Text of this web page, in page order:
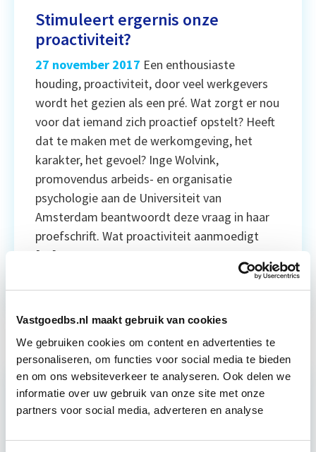
Vastgoedbs.nl maakt gebruik van cookies
We gebruiken cookies om content en advertenties te
personaliseren, om functies voor social media te bieden
en om ons websiteverkeer te analyseren. Ook delen we
informatie over uw gebruik van onze site met onze
partners voor social media, adverteren en analyse
Stimuleert ergernis onze
proactiviteit?
27 november 2017 Een enthousiaste
houding, proactiviteit, door veel werkgevers
wordt het gezien als een pré. Wat zorgt er nou
voor dat iemand zich proactief opstelt? Heeft
dat te maken met de werkomgeving, het
karakter, het gevoel? Inge Wolvink,
promovendus arbeids- en organisatie
psychologie aan de Universiteit van
Amsterdam beantwoordt deze vraag in haar
proefschrift. Wat proactiviteit aanmoedigt
[…]